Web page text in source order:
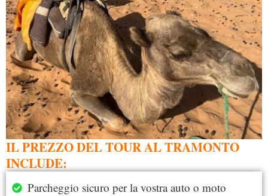
IL PREZZO DEL TOUR AL TRAMONTO
INCLUDE:
Parcheggio sicuro per la vostra auto o moto